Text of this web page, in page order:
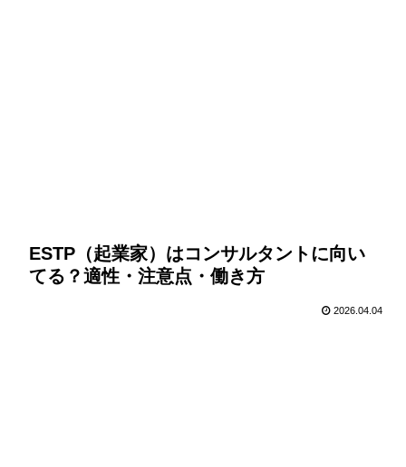
ESTP（起業家）はコンサルタントに向い
てる？適性・注意点・働き方
2026.04.04